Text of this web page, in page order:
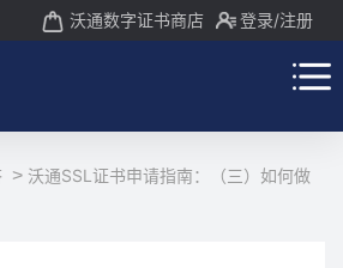
沃通数字证书商店 登录/注册
> 沃通SSL证书申请指南：（三）如何做